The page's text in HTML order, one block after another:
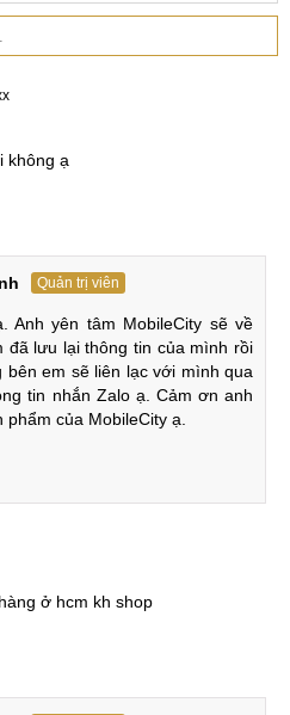
lựa chọn 256GB hoặc 512GB,
16GB & Bộ nhớ trong 256-
một trong bốn cấu hình bộ nhớ:
và 16-512GB. Tất cả đều
năm mà không lo lỗi thời.
5
Turbo 5 với mẫu Turbo 5 Max
nó, nhằm mang tới cái nhìn
vs REDMI Turbo 5 Max
là giá bán rẻ hơn khoảng 2
hình kích thước nhỏ gọn hơn,
tay nhỏ, hoặc đơn giản thích
không ạ
Quản trị viên
Anh yên tâm MobileCity sẽ về
đã lưu lại thông tin của mình rồi
bên em sẽ liên lạc với mình qua
tin nhắn Zalo ạ. Cảm ơn anh
của MobileCity ạ.
ở hcm kh shop